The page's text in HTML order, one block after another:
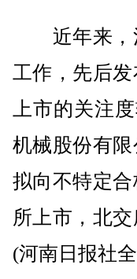
近年来，
工作，先后
上市的关注
机械股份有
拟向不特定
所上市，北
(河南日报社